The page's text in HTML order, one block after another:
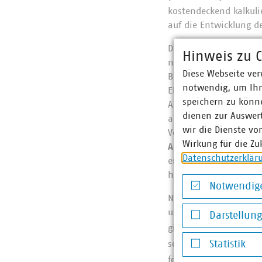
kostendeckend
auf die Entwicklung
Dem Effekt aus der
nicht entziehen. Dies
Bereich der
Ebenfalls zu einer
alternativen
Vergabekriterien der „
Antrieben und
erhalten.
höheren Preisen als
Nach dem
und Verkehr mit
gilt dabei eine
soll sich der Preis für
fortlaufend
Hinweis zu
Diese Webseite
notwendig, um
speichern zu
dienen zur
wir die Dienste
Wirkung für die
Notwendige
Darstellung
Statistik
Statistik